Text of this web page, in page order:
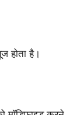
होता है।